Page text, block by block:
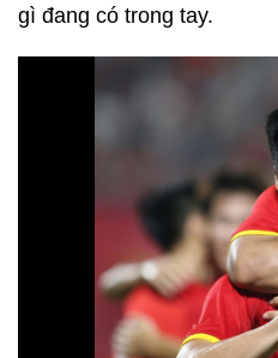
gì đang có trong tay.